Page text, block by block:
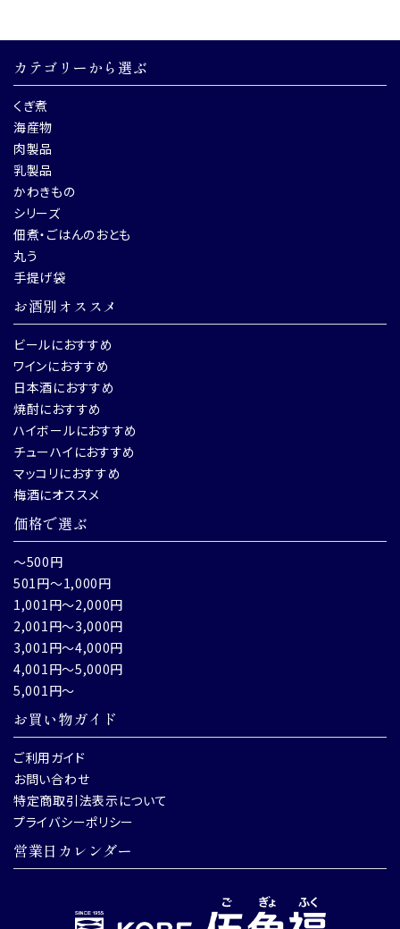
カテゴリーから選ぶ
くぎ煮
海産物
肉製品
乳製品
かわきもの
シリーズ
佃煮・ごはんのおとも
丸う
手提げ袋
お酒別オススメ
ビールにおすすめ
ワインにおすすめ
日本酒におすすめ
焼酎におすすめ
ハイボールにおすすめ
チューハイにおすすめ
マッコリにおすすめ
梅酒にオススメ
価格で選ぶ
～500円
501円～1,000円
1,001円～2,000円
2,001円～3,000円
3,001円～4,000円
4,001円～5,000円
5,001円～
お買い物ガイド
ご利用ガイド
お問い合わせ
特定商取引法表示について
プライバシーポリシー
営業日カレンダー